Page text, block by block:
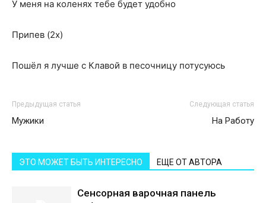
У меня на коленях тебе будет удобно
Припев (2х)
Пошёл я лучше с Клавой в песочницу потусуюсь
Предыдущая статья
Мужики
Следующая статья
На Работу
ЭТО МОЖЕТ БЫТЬ ИНТЕРЕСНО ЕЩЕ ОТ АВТОРА
Сенсорная варочная панель